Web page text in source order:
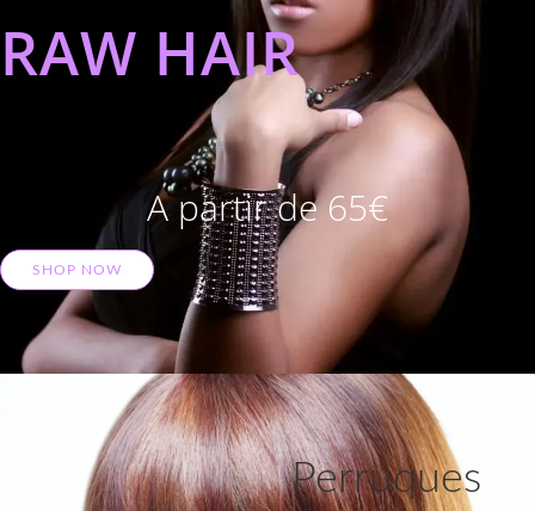
RAW HAIR
A partir de 65€
SHOP NOW
Perruques